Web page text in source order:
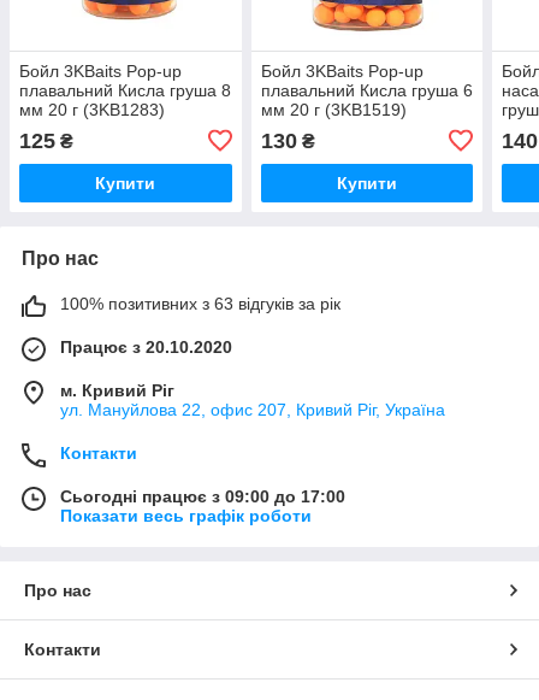
Бойл 3KBaits Pop-up
плавальний Кисла груша 8
мм 20 г (3KB1283)
125 ₴
Купити
Бойл 3KBaits Pop-up
плавальний Кисла груша 6
мм 20 г (3KB1519)
130₴
Купити
140
Про нас
100% позитивних з 63 відгуків за рік
Працює з 20.10.2020
м. Кривий Ріг
ул. Мануйлова 22, офис 207, Кривий Ріг, Україна
Контакти
Сьогодні працює з 09:00 до 17:00
Показати весь графік роботи
Про нас
Контакти